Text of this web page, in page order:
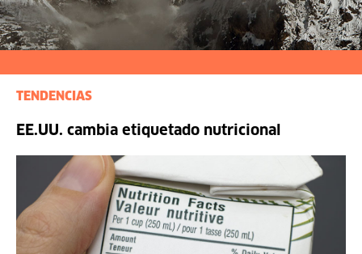
TENDENCIAS
EE.UU. cambia etiquetado nutricional